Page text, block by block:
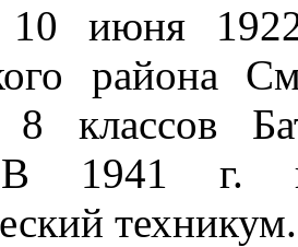
10 июня
района
8 классов
1941 г. в
техникум.